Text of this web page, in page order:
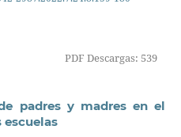
PDF Descargas: 539
padres y madres en el